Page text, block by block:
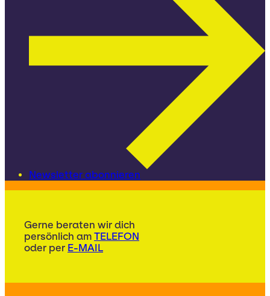
Newsletter abonnieren
Gerne beraten wir dich
persönlich am TELEFON
oder per E-MAIL